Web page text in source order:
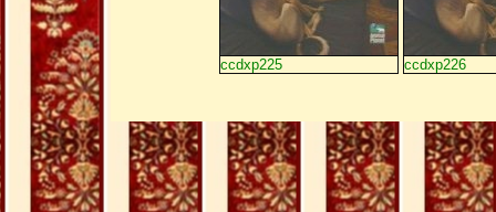
ccdxp225 ccdxp226